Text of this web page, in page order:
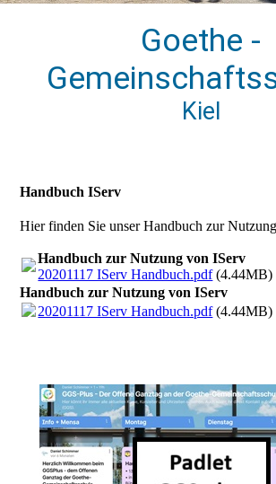
Goethe -
Kiel
Handbuch IServ
Hier finden Sie unser Handbuch zur
Handbuch zur Nutzung von IServ
20201117 IServ Handbuch.pdf(4.44MB)
Handbuch zur Nutzung von IServ
20201117 IServ Handbuch.pdf(4.44MB)